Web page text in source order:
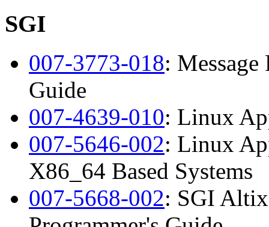
SGI
007-3773-018:
Guide
007-4639-010: Linux
007-5646-002: Linux
X86_64 Based Systems
007-5668-002: SGI